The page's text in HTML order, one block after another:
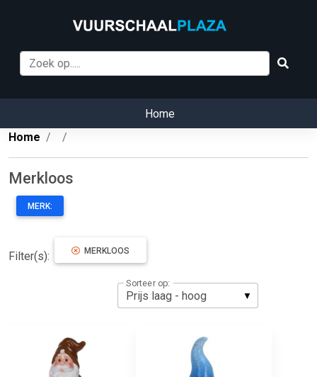
Home
Home
Merkloos
MERK:
Filter(s): MERKLOOS
Sorteer op: